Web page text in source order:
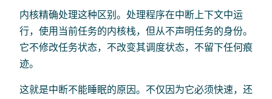
内核精确处理这种区别。处理程序在中断上下文中运
行，使用当前任务的内核栈，但从不声明任务的身份。
它不修改任务状态，不改变其调度状态，不留下任何痕
迹。
这就是中断不能睡眠的原因。不仅因为它必须快速，还